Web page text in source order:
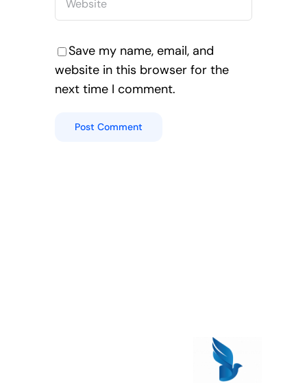
Save my name, email, and
website in this browser for the
next time I comment.